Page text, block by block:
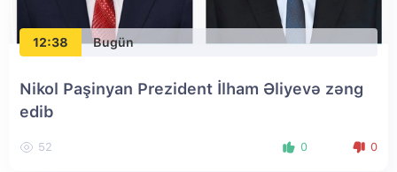
12:38 Bugün
Nikol Paşinyan Prezident İlham Əliyevə zəng
edib
52 0 0